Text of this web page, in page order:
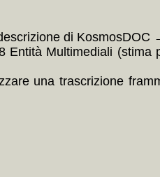
di KosmosDOC
Multimediali
una trascrizione